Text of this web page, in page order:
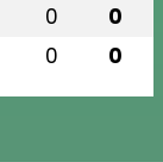
0 0
0 0